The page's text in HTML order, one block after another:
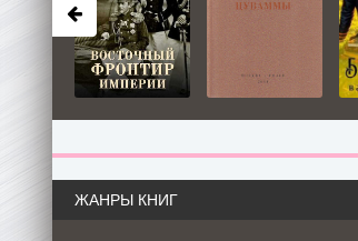
ЖАНРЫ КНИГ